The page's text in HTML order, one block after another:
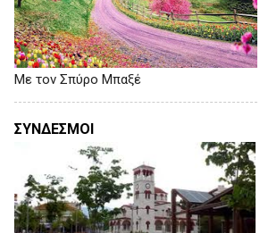
Με τον Σπύρο Μπαξέ
ΣΥΝΔΕΣΜΟΙ